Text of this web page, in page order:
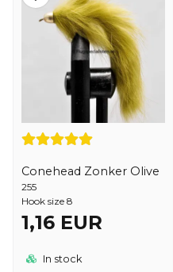
Conehead Zonker Olive
255
Hook size 8
1,16 EUR
In stock